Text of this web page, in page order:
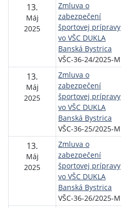
13.
Máj
2025
Zmluva o
zabezpečení
športovej prípravy
vo VŠC DUKLA
Banská Bystrica
VŠC-36-24/2025-M
13.
Máj
2025
Zmluva o
zabezpečení
športovej prípravy
vo VŠC DUKLA
Banská Bystrica
VŠC-36-25/2025-M
13.
Máj
2025
Zmluva o
zabezpečení
športovej prípravy
vo VŠC DUKLA
Banská Bystrica
VŠC-36-26/2025-M